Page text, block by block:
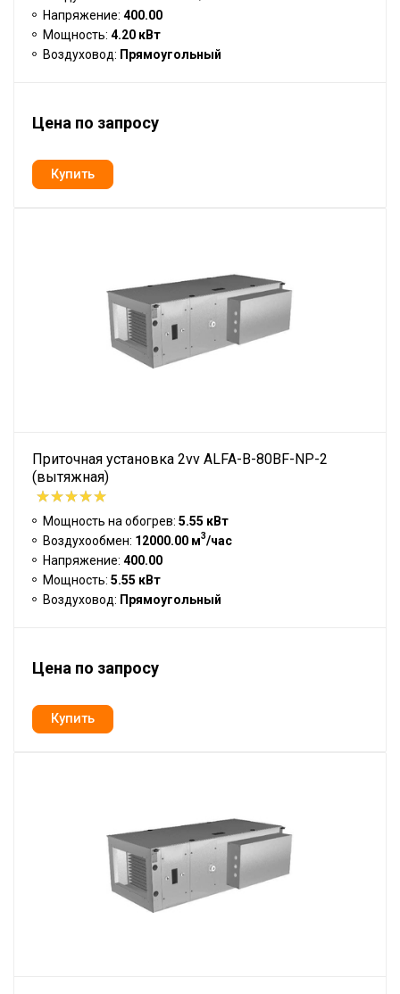
Напряжение: 400.00
Мощность: 4.20 кВт
Воздуховод: Прямоугольный
Цена по запросу
Приточная установка 2vv ALFA-B-80BF-NP-2
(вытяжная)
Мощность на обогрев: 5.55 кВт
Воздухообмен: 12000.00 м3/час
Напряжение: 400.00
Мощность: 5.55 кВт
Воздуховод: Прямоугольный
Цена по запросу